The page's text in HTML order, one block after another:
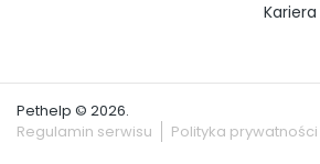
Kariera
Pethelp © 2026.
Regulamin serwisu
Polityka prywatności